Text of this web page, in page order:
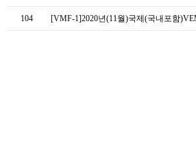
104 [VMF-1]2020년(11월)국제(국내포함